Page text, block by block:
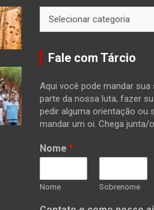
Fale com Tárcio
Aqui você pode mandar sua
parte da nossa luta, fazer
pedir alguma orientação ou
mandar um oi. Chega junta/
Nome *
Nome Sobrenome